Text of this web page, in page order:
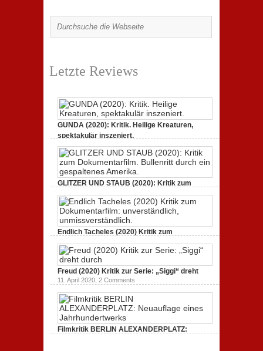
Letzte Reviews
GUNDA (2020): Kritik. Heilige Kreaturen,
spektakulär inszeniert.
GLITZER UND STAUB (2020): Kritik zum
Dokumentarfilm.
3. Oktober 2020,2 Comments
Endlich Tacheles (2020) Kritik zum
Dokumentarfilm: unverständlich,
19. Mai 2020,0 Comments
Freud (2020) Kritik zur Serie: „Siggi“ dreht
11. April 2020, 2 Comments
Filmkritik BERLIN ALEXANDERPLATZ: